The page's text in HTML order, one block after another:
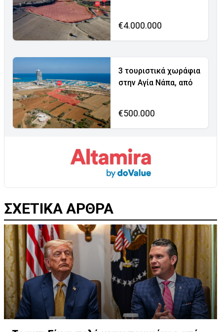
€4.000.000
3 τουριστικά χωράφια
στην Αγία Νάπα, από
€500.000
ΣΧΕΤΙΚΑ ΑΡΘΡΑ